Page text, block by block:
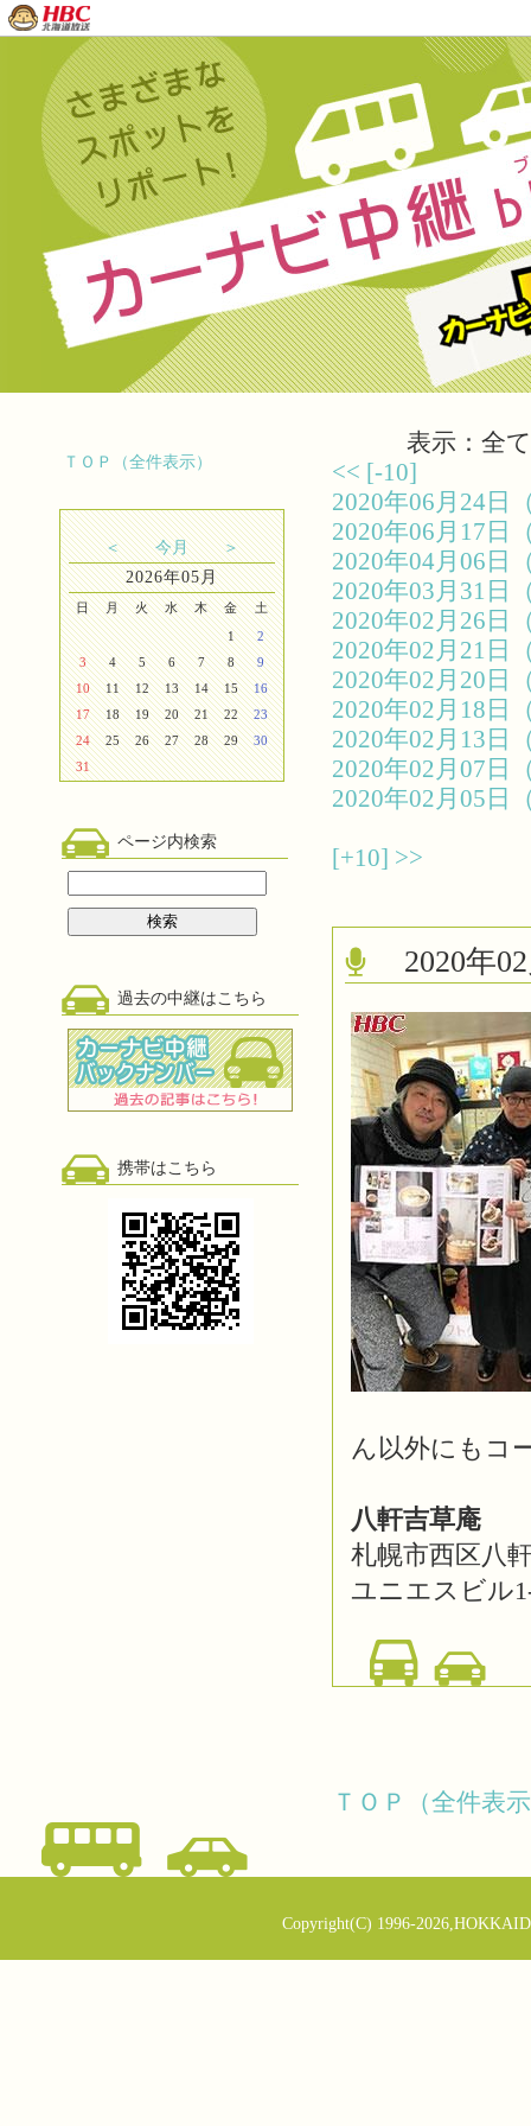
ＴＯＰ（全件表示）
＜ 今月
＞
2026年05月
日 月 火 水 木 金
土
1
2
3
4 5 6 7 8
9
10
11 12 13 14 15
16
17
18 19 20 21 22
23
24
25 26 27 28 29
30
31
ページ内検索
過去の中継はこちら
携帯はこちら
表示：全て
<< [-10]
2020年06月24
2020年06月17
2020年04月06
2020年03月31
2020年02月26
2020年02月21
2020年02月20
2020年02月18
2020年02月13
2020年02月07
2020年02月05
[+10] >>
2020年
ん以外にもコ
八軒吉草庵
札幌市西区八
ユニエスビル
ＴＯＰ（全件表
Copyright(C) 1996-